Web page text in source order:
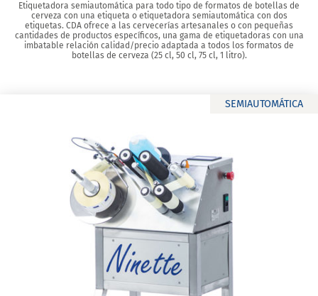
Etiquetadora semiautomática para todo tipo de formatos de botellas de
cerveza con una etiqueta o etiquetadora semiautomática con dos
etiquetas. CDA ofrece a las cervecerías artesanales o con pequeñas
cantidades de productos específicos, una gama de etiquetadoras con una
imbatable relación calidad/precio adaptada a todos los formatos de
botellas de cerveza (25 cl, 50 cl, 75 cl, 1 litro).
SEMIAUTOMÁTICA